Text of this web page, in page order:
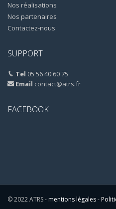
Nos réalisations
Nos partenaires
Contactez-nous
SUPPORT
Tel 05 56 40 60 75
Email contact@atrs.fr
FACEBOOK
© 2022 ATRS - mentions légales-